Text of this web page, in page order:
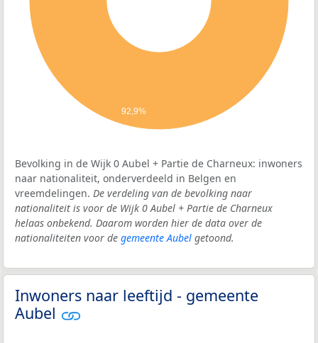
92,9%
Bevolking in de Wijk 0 Aubel + Partie de Charneux: inwoners
naar nationaliteit, onderverdeeld in Belgen en
vreemdelingen. De verdeling van de bevolking naar
nationaliteit is voor de Wijk 0 Aubel + Partie de Charneux
helaas onbekend. Daarom worden hier de data over de
nationaliteiten voor de gemeente Aubel getoond.
Inwoners naar leeftijd - gemeente
Aubel